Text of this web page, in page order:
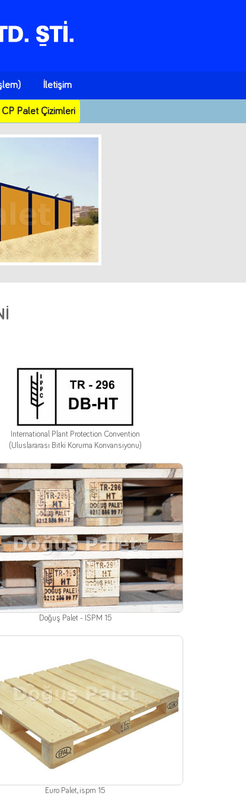
İletişim
CP Palet Çizimleri
International Plant Protection Convention
(Uluslararası Bitki Koruma Konvansiyonu)
Doğuş Palet - ISPM 15
Euro Palet, ispm 15